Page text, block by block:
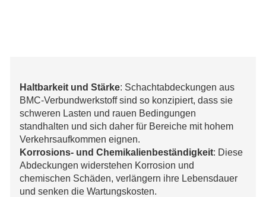
Haltbarkeit und Stärke: Schachtabdeckungen aus
BMC-Verbundwerkstoff sind so konzipiert, dass sie
schweren Lasten und rauen Bedingungen
standhalten und sich daher für Bereiche mit hohem
Verkehrsaufkommen eignen.
Korrosions- und Chemikalienbeständigkeit: Diese
Abdeckungen widerstehen Korrosion und
chemischen Schäden, verlängern ihre Lebensdauer
und senken die Wartungskosten.